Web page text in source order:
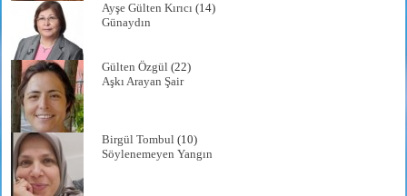
Ayşe Gülten Kırıcı (14)
Günaydın
Gülten Özgül (22)
Aşkı Arayan Şair
Birgül Tombul (10)
Söylenemeyen Yangın